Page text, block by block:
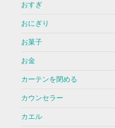
おすぎ
おにぎり
お菓子
お金
カーテンを閉める
カウンセラー
カエル